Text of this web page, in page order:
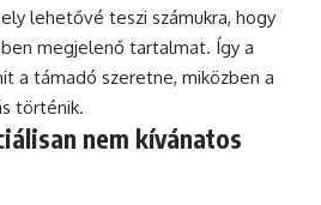
lehetővé teszi számukra, hogy
megjelenő tartalmat. Így a
a támadó szeretne, miközben a
történik.
nem kívánatos